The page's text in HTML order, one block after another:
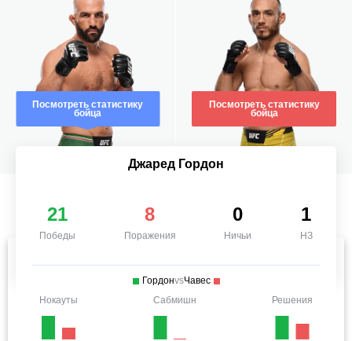
Посмотреть статистику
бойца
Посмотреть статистику
бойца
Джаред Гордон
21
Победы
8
Поражения
0
Ничьи
1
НЗ
ГордонvsЧавес
Нокауты
Сабмишн Решения